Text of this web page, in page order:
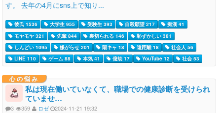
す。 去年の4月にsns上で知り...
彼氏 1536 大学生 955 受験生 393 自殺願望 217
痴漢 41
モヤモヤ 321
先輩 844 裏切られる 146
恥ずかしい 381
しんどい 1095
嫌がらせ 201 陽キャ 18 遠距離 18
社会人 56
LINE 110
ゲーム 88 本気 41 億劫 17 YouTube 12 社会 53
心の悩み
私は現在働いていなくて、職場での健康診断を受けられ
ていませ…
3 359 ロゼ 2024-11-21 19:32